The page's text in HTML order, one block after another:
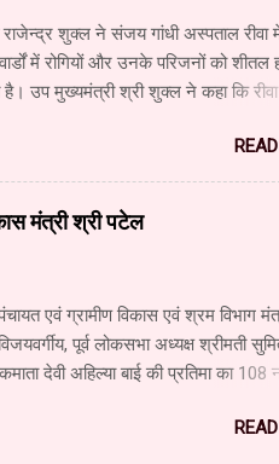
शुक्ल ने संजय गांधी अस्पताल रीवा
में रोगियों और उनके परिजनों को शीतल
है। उप मुख्यमंत्री श्री शुक्ल ने कहा कि
40 करोड़ रुपए की लागत से लीनेक मशीन
श्री शुक्ल ने कहा कि चिकित्सा
नई व्यवस्थाओं के लिए 321 करोड़ रुपए
की सहयोग राशि से आधुनिक मशीन लगाई जा
मंत्री श्री पटेल
एवं ग्रामीण विकास एवं श्रम विभाग
पूर्व लोकसभा अध्यक्ष श्रीमती
देवी अहिल्या बाई की प्रतिमा का 108
पत्नी श्रीमती पुष्पलता पटेल के साथ नर्मदा